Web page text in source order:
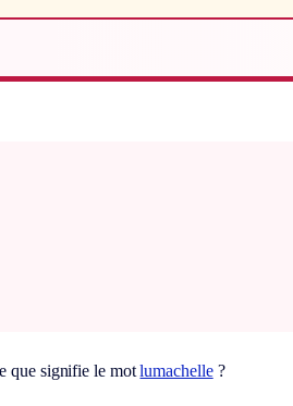
que signifie le motlumachelle?